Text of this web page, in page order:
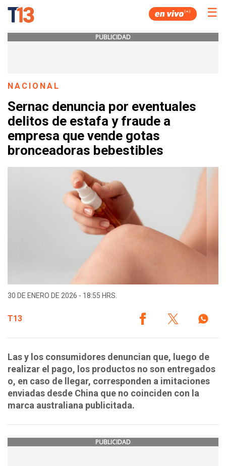
☰
PUBLICIDAD
NACIONAL
Sernac denuncia por eventuales
delitos de estafa y fraude a
empresa que vende gotas
bronceadoras bebestibles
30 DE ENERO DE 2026 - 18:55 HRS.
T13
Las y los consumidores denuncian que, luego de
realizar el pago, los productos no son entregados
o, en caso de llegar, corresponden a imitaciones
enviadas desde China que no coinciden con la
marca australiana publicitada.
PUBLICIDAD